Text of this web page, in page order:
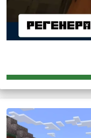
лице одного блока